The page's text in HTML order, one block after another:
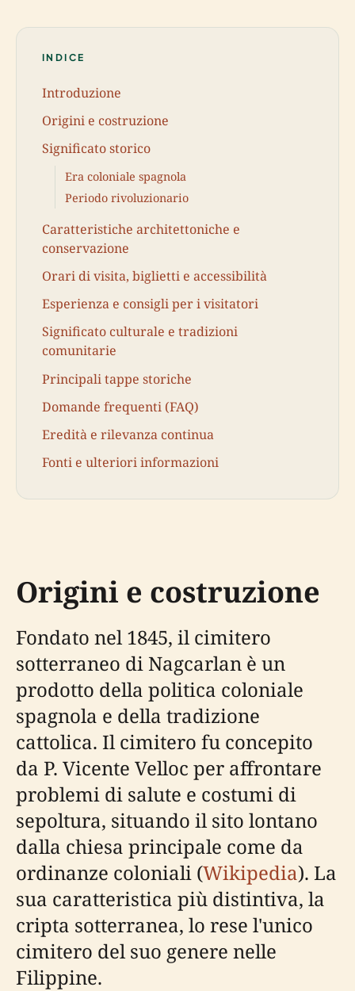
INDICE
Introduzione
Origini e costruzione
Significato storico
Era coloniale spagnola
Periodo rivoluzionario
Caratteristiche architettoniche e
conservazione
Orari di visita, biglietti e accessibilità
Esperienza e consigli per i visitatori
Significato culturale e tradizioni
comunitarie
Principali tappe storiche
Domande frequenti (FAQ)
Eredità e rilevanza continua
Fonti e ulteriori informazioni
Origini e costruzione
Fondato nel 1845, il cimitero
sotterraneo di Nagcarlan è un
prodotto della politica coloniale
spagnola e della tradizione
cattolica. Il cimitero fu concepito
da P. Vicente Velloc per affrontare
problemi di salute e costumi di
sepoltura, situando il sito lontano
dalla chiesa principale come da
ordinanze coloniali (Wikipedia). La
sua caratteristica più distintiva, la
cripta sotterranea, lo rese l'unico
cimitero del suo genere nelle
Filippine.